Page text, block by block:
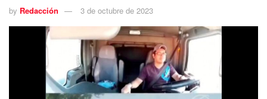
by Redacción 3 de octubre de 2023